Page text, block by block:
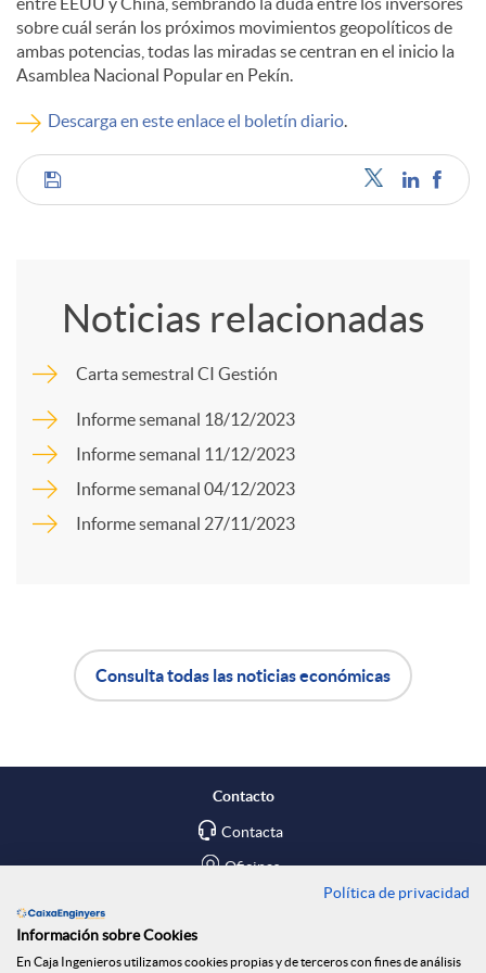
c
o
n
n
sobre cuál serán los próximos movimientos geopolíticos de
ambas potencias, todas las miradas se centran en el inicio la
Asamblea Nacional Popular en Pekín.
Descarga en este enlace el boletín diario.
C
m
p
a
r
n
Noticias relacionadas
Carta semestral CI Gestión
Informe semanal 18/12/2023
Informe semanal 11/12/2023
Informe semanal 04/12/2023
Informe semanal 27/11/2023
p
i
o
ó
Consulta todas las noticias económicas
Contacto
Contacta
Oficinas
Blog
Política de privacidad
Información sobre Cookies
En Caja Ingenieros utilizamos cookies propias y de terceros con fines de análisis